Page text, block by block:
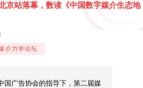
京站落幕，数读《中国数字媒介生态地
介力学论坛
国广告协会的指导下，第二届媒